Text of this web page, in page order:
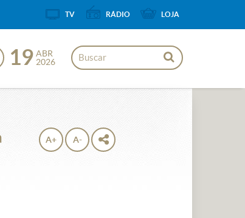
19 ABR
2026
A+ A-
TV RÁDIO LOJA